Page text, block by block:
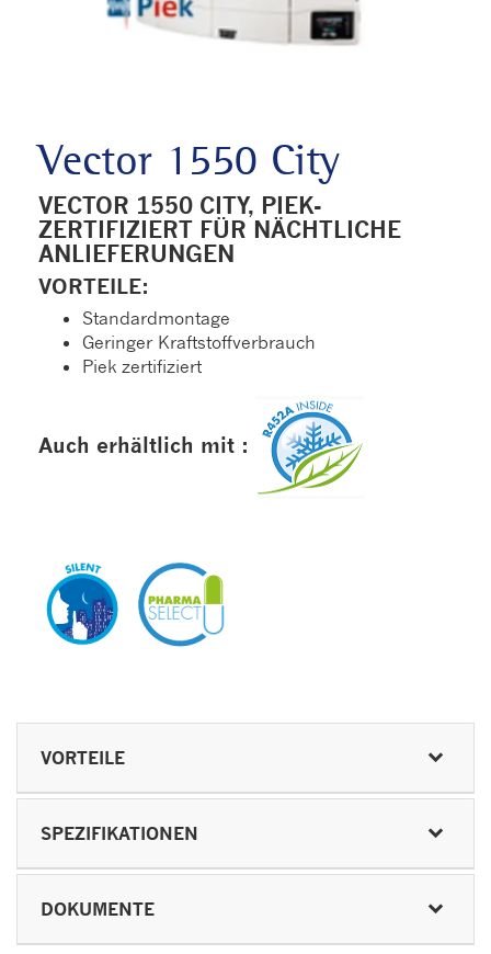
Vector 1550 City
VECTOR 1550 CITY, PIEK-
ZERTIFIZIERT FÜR NÄCHTLICHE
ANLIEFERUNGEN
VORTEILE:
Standardmontage
Geringer Kraftstoffverbrauch
Piek zertifiziert
Auch erhältlich mit :
VORTEILE
SPEZIFIKATIONEN
DOKUMENTE